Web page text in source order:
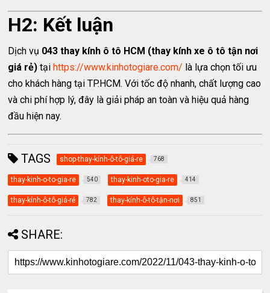
H2: Kết luận
Dịch vụ 043 thay kính ô tô HCM (thay kính xe ô tô tận nơi
giá rẻ) tại https://www.kinhotogiare.com/ là lựa chọn tối ưu
cho khách hàng tại TP.HCM. Với tốc độ nhanh, chất lượng cao
và chi phí hợp lý, đây là giải pháp an toàn và hiệu quả hàng
đầu hiện nay.
TAGS shop-thay-kính-ô-tô-giá-re 768
thay-kinh-o-to-gia-re 540 thay-kinh-oto-gia-re 414
thay-kính-ô-tô-giá-rẻ 782 thay-kính-ô-tô-tận-nơi 851
SHARE: